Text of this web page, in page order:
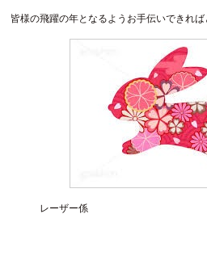
皆様の飛躍の年となるようお手伝いできれば
レーザー係